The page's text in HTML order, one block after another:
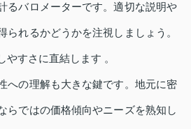
るバロメーターです。適切な説明や
られるかどうかを注視しましょう。
やすさに直結します 。
への理解も大きな鍵です。地元に密
らではの価格傾向やニーズを熟知し